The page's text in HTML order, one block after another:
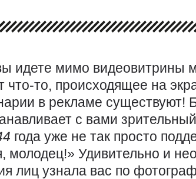
идете мимо видеовитрины
что-то, происходящее на
в рекламе существуют!
с вами
года уже не так просто
молодец!» Удивительно и
лиц узнала вас по